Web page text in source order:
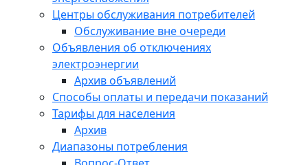
Центры обслуживания потребителей
Обслуживание вне очереди
Объявления об отключениях
электроэнергии
Архив объявлений
Способы оплаты и передачи показаний
Тарифы для населения
Архив
Диапазоны потребления